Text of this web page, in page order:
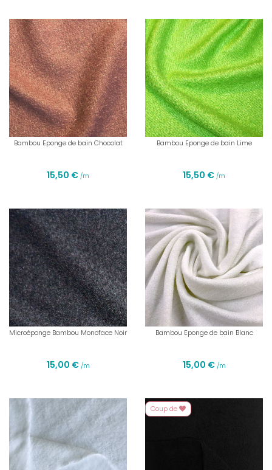
Bambou Eponge de bain Chocolat
15,50 € /m
Bambou Eponge de bain Lime
15,50 € /m
Microéponge Bambou Monoface Noir
15,00 € /m
Bambou Eponge de bain Blanc
15,00 € /m
Coup de